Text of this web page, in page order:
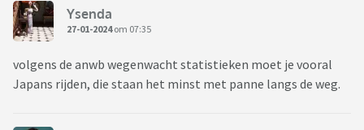
Ysenda
27-01-2024om 07:35
volgens de anwb wegenwacht statistieken moet je vooral
Japans rijden, die staan het minst met panne langs de weg.